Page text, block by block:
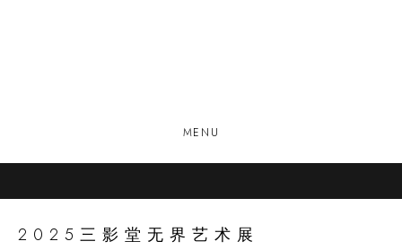
MENU
2025三影堂无界艺术展